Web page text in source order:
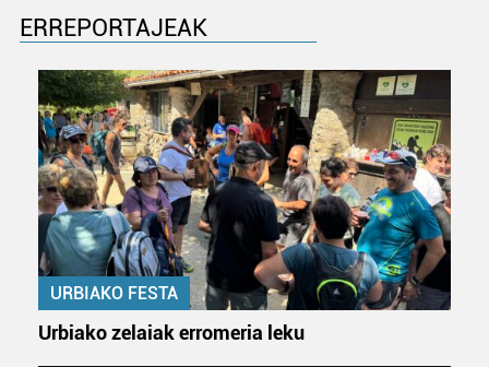
ERREPORTAJEAK
URBIAKO FESTA
Urbiako zelaiak erromeria leku